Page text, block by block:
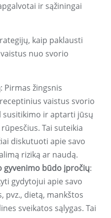
ir sąžiningai
kaip paklausti
nuo svorio
: Pirmas žingsnis
vaistus svorio
susitikimo ir aptarti jūsų
Tai suteikia
diskutuoti apie savo
riziką ar naudą.
gyvenimo būdo įpročių:
gydytojui apie savo
pvz., dietą, mankštos
sveikatos sąlygas. Tai